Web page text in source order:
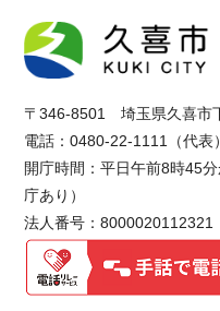
〒346-8501 埼玉県久喜市
電話：0480-22-1111（代表）
開庁時間：平日午前8時45
庁あり）
法人番号：8000020112321